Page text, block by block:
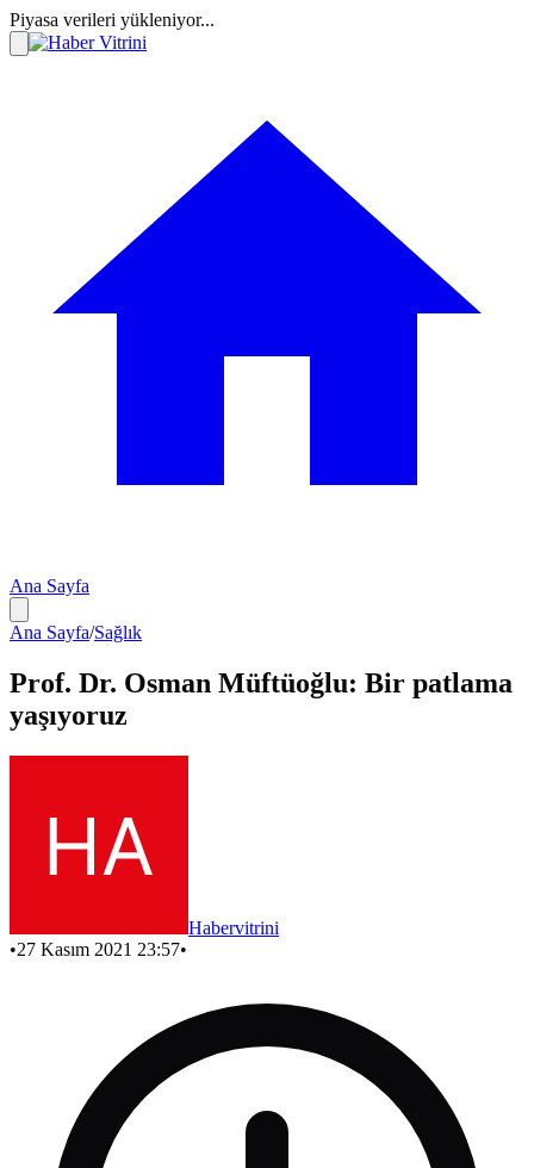
Piyasa verileri yükleniyor...
Ana Sayfa
Ana Sayfa/Sağlık
Prof. Dr. Osman Müftüoğlu: Bir patlama
yaşıyoruz
Habervitrini
•27 Kasım 2021 23:57•